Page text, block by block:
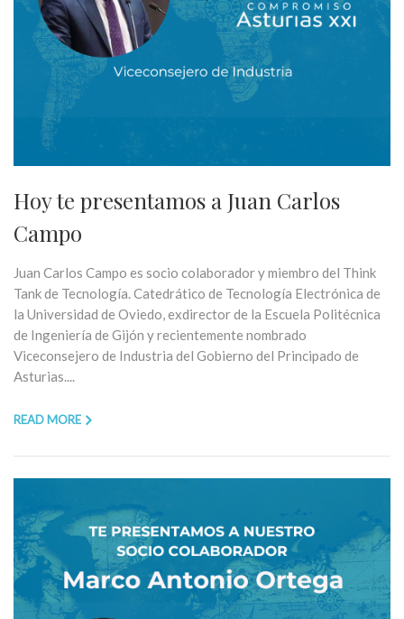
Hoy te presentamos a Juan Carlos
Campo
Juan Carlos Campo es socio colaborador y miembro del Think
Tank de Tecnología. Catedrático de Tecnología Electrónica de
la Universidad de Oviedo, exdirector de la Escuela Politécnica
de Ingeniería de Gijón y recientemente nombrado
Viceconsejero de Industria del Gobierno del Principado de
Asturias....
READ MORE